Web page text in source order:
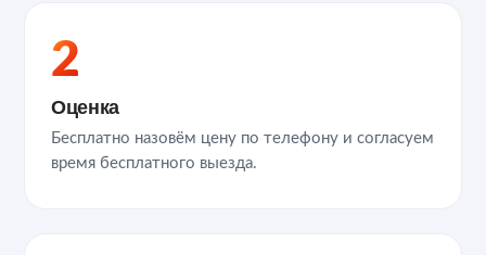
2
Оценка
Бесплатно назовём цену по телефону и согласуем
время бесплатного выезда.